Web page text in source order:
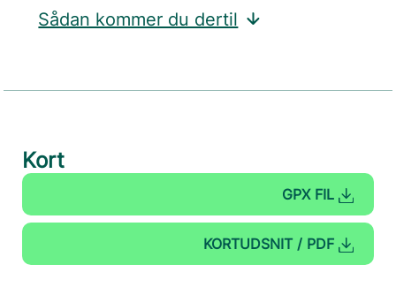
Sådan kommer du dertil
Kort
GPX FIL
KORTUDSNIT / PDF